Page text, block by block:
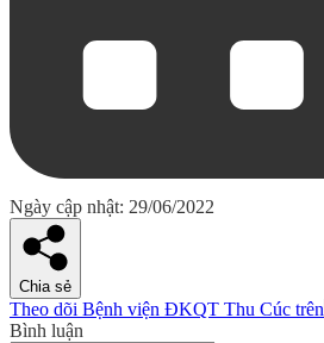
Ngày cập nhật: 29/06/2022
Chia sẻ
Theo dõi Bệnh viện ĐKQT Thu Cúc trên
Bình luận